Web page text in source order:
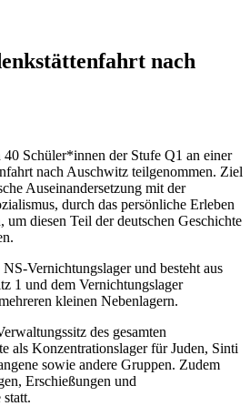
nach
40 Schüler*innen der Stufe Q1 an einer
nach Auschwitz teilgenommen. Ziel
Auseinandersetzung mit der
durch das persönliche Erleben
diesen Teil der deutschen Geschichte
Vernichtungslager und besteht aus
1 und dem Vernichtungslager
kleinen Nebenlagern.
des gesamten
als Konzentrationslager für Juden, Sinti
sowie andere Gruppen. Zudem
Erschießungen und